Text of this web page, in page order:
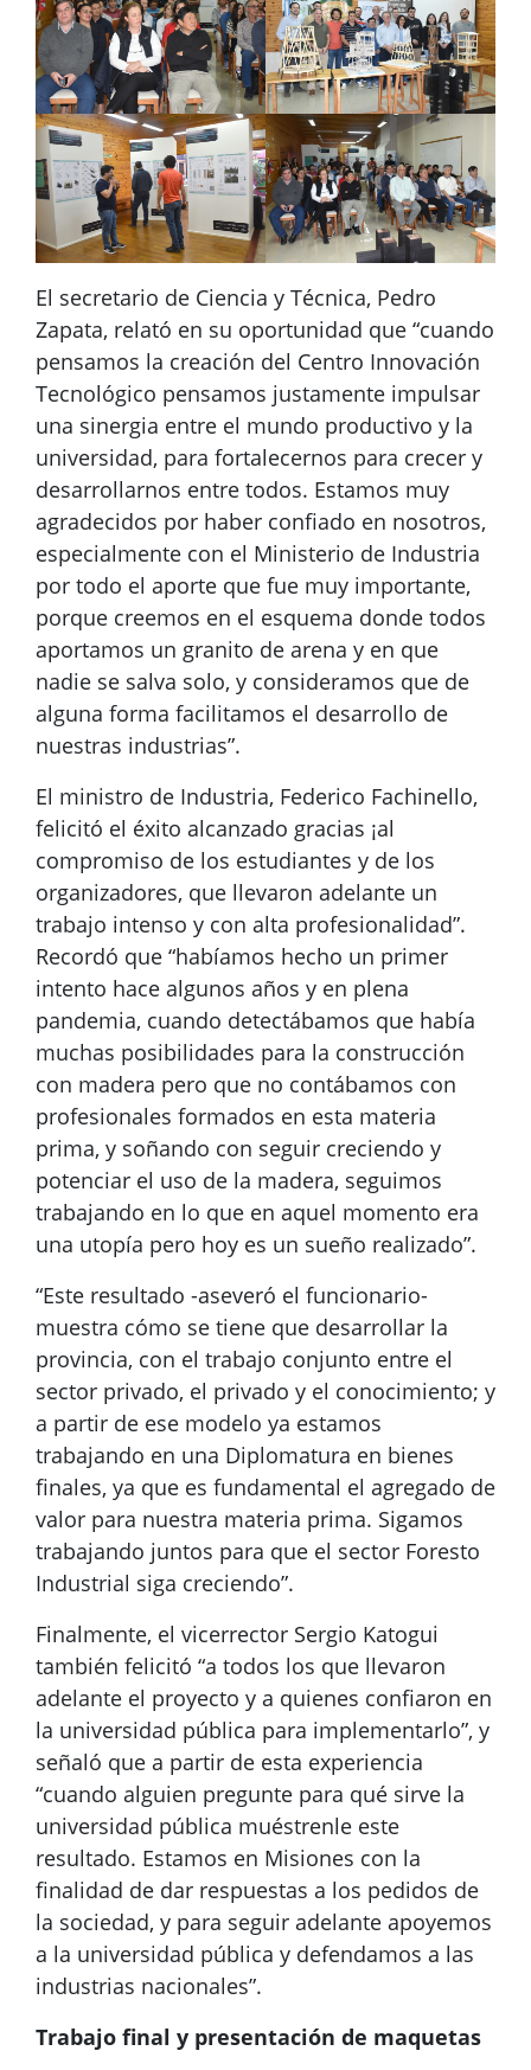
El secretario de Ciencia y Técnica, Pedro
Zapata, relató en su oportunidad que “cuando
pensamos la creación del Centro Innovación
Tecnológico pensamos justamente impulsar
una sinergia entre el mundo productivo y la
universidad, para fortalecernos para crecer y
desarrollarnos entre todos. Estamos muy
agradecidos por haber confiado en nosotros,
especialmente con el Ministerio de Industria
por todo el aporte que fue muy importante,
porque creemos en el esquema donde todos
aportamos un granito de arena y en que
nadie se salva solo, y consideramos que de
alguna forma facilitamos el desarrollo de
nuestras industrias”.
El ministro de Industria, Federico Fachinello,
felicitó el éxito alcanzado gracias ¡al
compromiso de los estudiantes y de los
organizadores, que llevaron adelante un
trabajo intenso y con alta profesionalidad”.
Recordó que “habíamos hecho un primer
intento hace algunos años y en plena
pandemia, cuando detectábamos que había
muchas posibilidades para la construcción
con madera pero que no contábamos con
profesionales formados en esta materia
prima, y soñando con seguir creciendo y
potenciar el uso de la madera, seguimos
trabajando en lo que en aquel momento era
una utopía pero hoy es un sueño realizado”.
“Este resultado -aseveró el funcionario-
muestra cómo se tiene que desarrollar la
provincia, con el trabajo conjunto entre el
sector privado, el privado y el conocimiento; y
a partir de ese modelo ya estamos
trabajando en una Diplomatura en bienes
finales, ya que es fundamental el agregado de
valor para nuestra materia prima. Sigamos
trabajando juntos para que el sector Foresto
Industrial siga creciendo”.
Finalmente, el vicerrector Sergio Katogui
también felicitó “a todos los que llevaron
adelante el proyecto y a quienes confiaron en
la universidad pública para implementarlo”, y
señaló que a partir de esta experiencia
“cuando alguien pregunte para qué sirve la
universidad pública muéstrenle este
resultado. Estamos en Misiones con la
finalidad de dar respuestas a los pedidos de
la sociedad, y para seguir adelante apoyemos
a la universidad pública y defendamos a las
industrias nacionales”.
Trabajo final y presentación de maquetas